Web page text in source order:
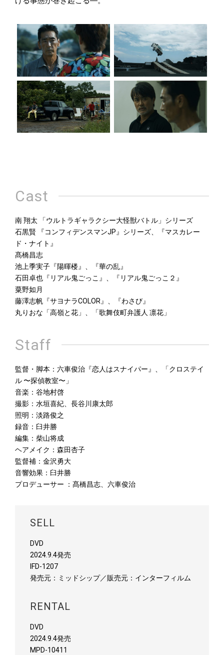
Cast
南 翔太 「ウルトラギャラクシー大怪獣バトル」シリーズ
石黒賢 『コンフィデンスマンJP』シリーズ、『マスカレー
ド・ナイト』
髙橋昌志
池上季実子『陽暉楼』、『華の乱』
石田卓也『リアル鬼ごっこ』、『リアル鬼ごっこ２』
粟野如月
藤澤志帆『サヨナラCOLOR』、『わさび』
丸りおな「高嶺と花」、「歌舞伎町弁護人 凛花」
Staff
監督・脚本：六車俊治『恋人はスナイパー』、「クロステイ
ル 〜探偵教室〜」
音楽：谷地村啓
撮影：水垣喜紀、長谷川康太郎
照明：淡路俊之
録音：臼井勝
編集：柴山将成
ヘアメイク：森田杏子
監督補：金沢勇大
音響効果：臼井勝
プロデューサー ：髙橋昌志、六車俊治
SELL
DVD
2024.9.4発売
IFD-1207
発売元：ミッドシップ／販売元：インターフィルム
RENTAL
DVD
2024.9.4発売
MPD-10411